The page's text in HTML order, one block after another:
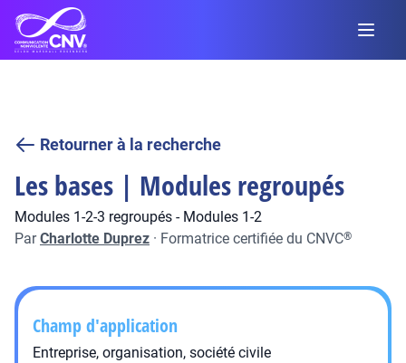
Retourner à la recherche
Les bases | Modules regroupés
Modules 1-2-3 regroupés - Modules 1-2
ParCharlotte Duprez · Formatrice certifiée du CNVC®
Champ d'application
Entreprise, organisation, société civile